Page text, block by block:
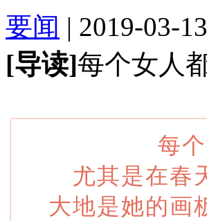
要闻 | 2019-03-
[导读]每个女人
每
尤其是在春
大地是她的画